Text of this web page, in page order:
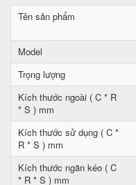
Tên sản phẩm
Model
Trọng lượng
Kích thước ngoài ( C * R
* S ) mm
Kích thước sử dụng ( C *
R * S ) mm
Kích thước ngăn kéo ( C
* R * S ) mm